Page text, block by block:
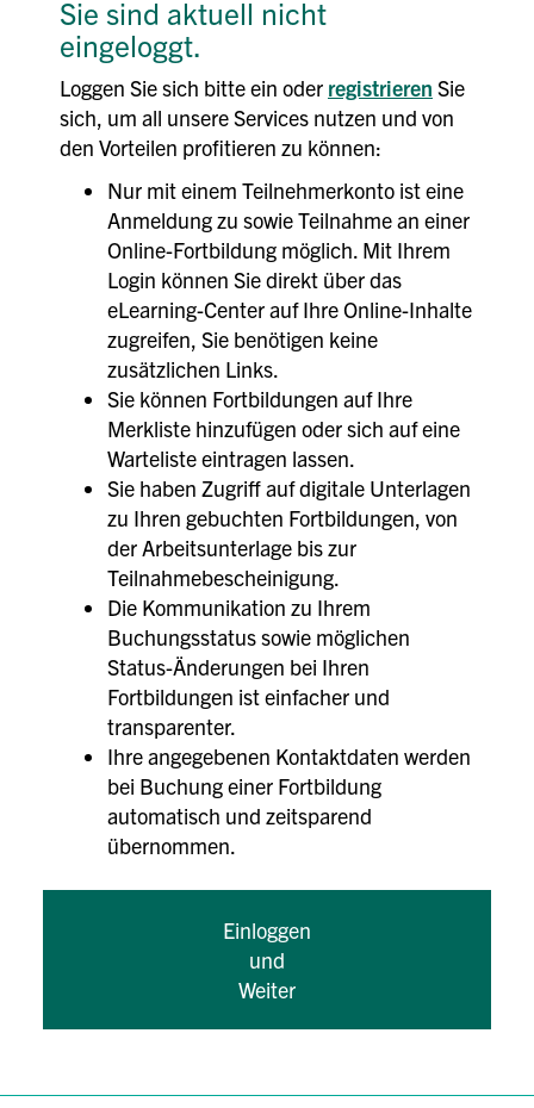
Sie sind aktuell nicht
eingeloggt.
Loggen Sie sich bitte ein oder registrieren Sie
sich, um all unsere Services nutzen und von
den Vorteilen profitieren zu können:
Nur mit einem Teilnehmerkonto ist eine
Anmeldung zu sowie Teilnahme an einer
Online-Fortbildung möglich. Mit Ihrem
Login können Sie direkt über das
eLearning-Center auf Ihre Online-Inhalte
zugreifen, Sie benötigen keine
zusätzlichen Links.
Sie können Fortbildungen auf Ihre
Merkliste hinzufügen oder sich auf eine
Warteliste eintragen lassen.
Sie haben Zugriff auf digitale Unterlagen
zu Ihren gebuchten Fortbildungen, von
der Arbeitsunterlage bis zur
Teilnahmebescheinigung.
Die Kommunikation zu Ihrem
Buchungsstatus sowie möglichen
Status-Änderungen bei Ihren
Fortbildungen ist einfacher und
transparenter.
Ihre angegebenen Kontaktdaten werden
bei Buchung einer Fortbildung
automatisch und zeitsparend
übernommen.
Einloggen
und
Weiter